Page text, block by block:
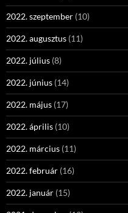
2022. szeptember (10)
2022. augusztus (11)
2022. július (8)
2022. június (14)
2022. május (17)
2022. április (10)
2022. március (11)
2022. február (16)
2022. január (15)